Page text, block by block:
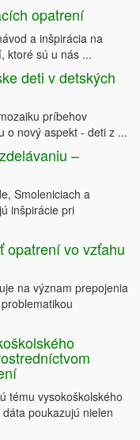
opatrení
a inšpirácia na
ktoré sú u nás ...
deti v detských
príbehov
o nový aspekt - deti z ...
–
Smoleniciach a
inšpirácie pri
opatrení vo vzťahu
na význam prepojenia
tému vysokoškolského
poukazujú nielen